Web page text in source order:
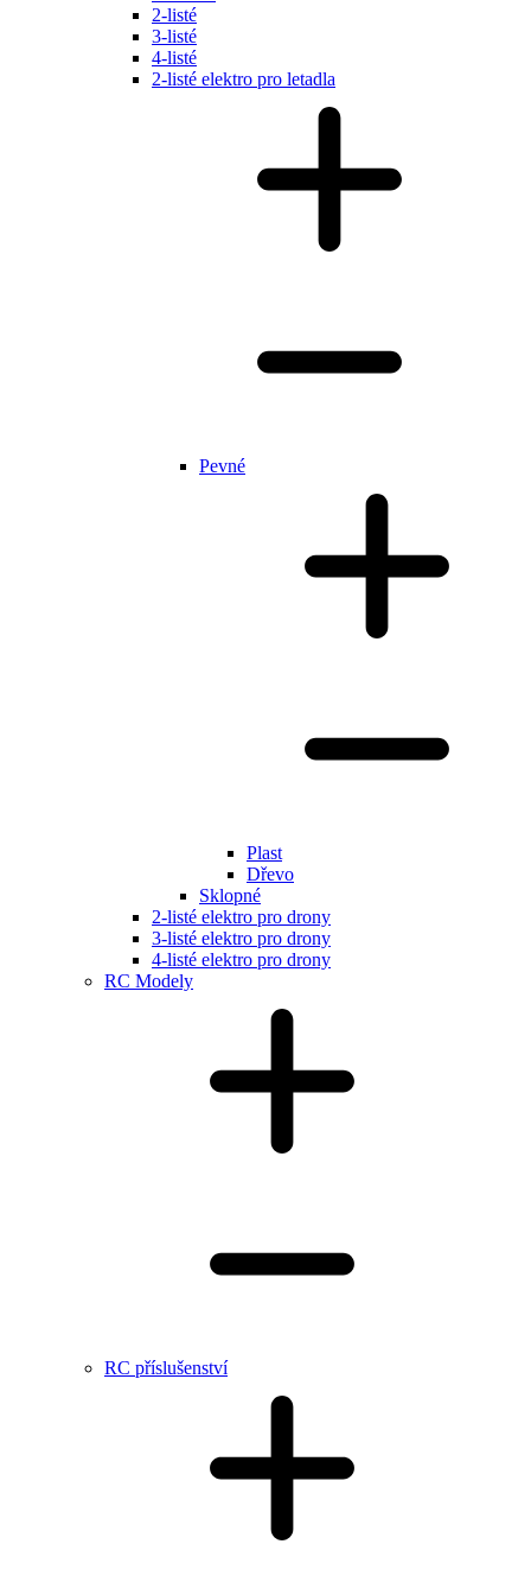
2-listé
3-listé
4-listé
2-listé elektro pro letadla
Pevné
Plast
Dřevo
Sklopné
2-listé elektro pro drony
3-listé elektro pro drony
4-listé elektro pro drony
RC Modely
RC příslušenství